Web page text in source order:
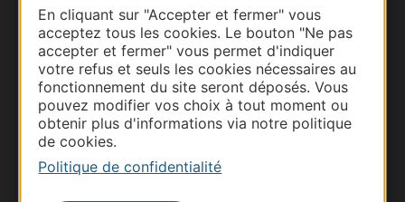
En cliquant sur "Accepter et fermer" vous
acceptez tous les cookies. Le bouton "Ne pas
accepter et fermer" vous permet d'indiquer
votre refus et seuls les cookies nécessaires au
fonctionnement du site seront déposés. Vous
pouvez modifier vos choix à tout moment ou
obtenir plus d'informations via notre politique
de cookies.
Politique de confidentialité
Documentation